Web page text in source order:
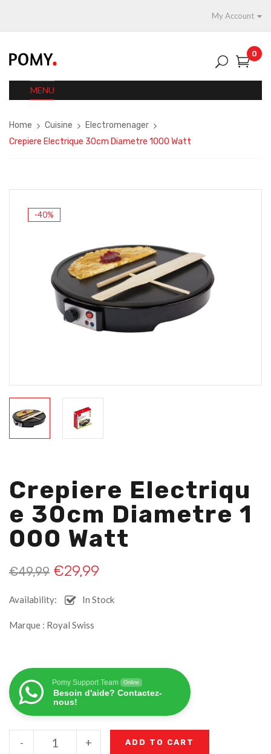
My Account
0
MENU
Home Cuisine
Electromenager
Crepiere Electrique 30cm Diametre 1000 Watt
-40%
Crepiere Electriqu
E 30cm Diametre 1
000 Watt
€49,99 €29,99
Availability: In Stock
Marque : Royal Swiss
Pomy Support Team Online
Besoin d'aide? Contactez-
nous!
+
- ADD TO CART